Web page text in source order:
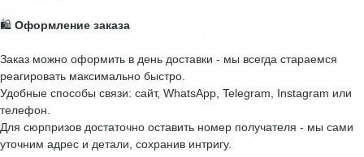
🛍️ Оформление заказа
Заказ можно оформить в день доставки - мы всегда стараемся
реагировать максимально быстро.
Удобные способы связи: сайт, WhatsApp, Telegram, Instagram или
телефон.
Для сюрпризов достаточно оставить номер получателя - мы сами
уточним адрес и детали, сохранив интригу.